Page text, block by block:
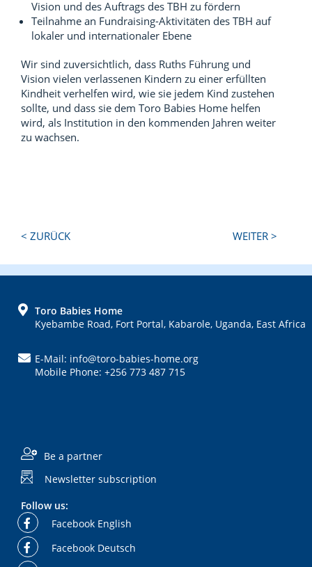
Vision und des Auftrags des TBH zu fördern
Teilnahme an Fundraising-Aktivitäten des TBH auf
lokaler und internationaler Ebene
Wir sind zuversichtlich, dass Ruths Führung und
Vision vielen verlassenen Kindern zu einer erfüllten
Kindheit verhelfen wird, wie sie jedem Kind zustehen
sollte, und dass sie dem Toro Babies Home helfen
wird, als Institution in den kommenden Jahren weiter
zu wachsen.
Next
< ZURÜCK WEITER >
FOOTERToro Babies Home
Kyebambe Road, Fort Portal, Kabarole, Uganda, East Africa
E-Mail: info@toro-babies-home.org
Mobile Phone: +256 773 487 715
Be a partner
Newsletter subscription
Follow us:
Facebook English
Facebook Deutsch